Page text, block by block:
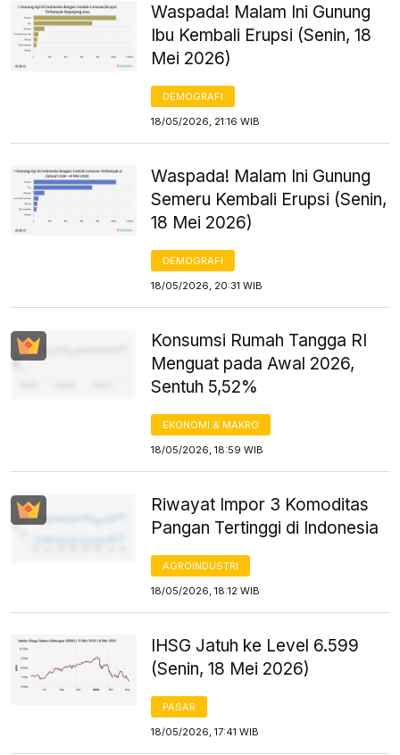
Waspada! Malam Ini Gunung
Ibu Kembali Erupsi (Senin, 18
Mei 2026)
DEMOGRAFI
18/05/2026, 21:16 WIB
Waspada! Malam Ini Gunung
Semeru Kembali Erupsi (Senin,
18 Mei 2026)
DEMOGRAFI
18/05/2026, 20:31 WIB
Konsumsi Rumah Tangga RI
Menguat pada Awal 2026,
Sentuh 5,52%
EKONOMI & MAKRO
18/05/2026, 18:59 WIB
Riwayat Impor 3 Komoditas
Pangan Tertinggi di Indonesia
AGROINDUSTRI
18/05/2026, 18:12 WIB
IHSG Jatuh ke Level 6.599
(Senin, 18 Mei 2026)
PASAR
18/05/2026, 17:41 WIB